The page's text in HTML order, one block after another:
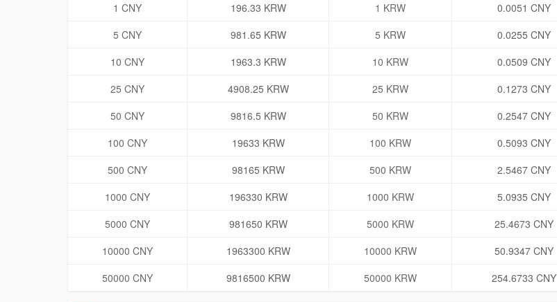
1 CNY
196.33 KRW 1 KRW
0.0051 CNY
5 CNY
981.65 KRW 5 KRW
0.0255 CNY
10 CNY
1963.3 KRW 10 KRW
0.0509 CNY
25 CNY
4908.25 KRW 25 KRW
0.1273 CNY
50 CNY
9816.5 KRW 50 KRW
0.2547 CNY
100 CNY
19633 KRW 100 KRW
0.5093 CNY
500 CNY
98165 KRW 500 KRW
2.5467 CNY
1000 CNY
196330 KRW 1000 KRW
5.0935 CNY
5000 CNY
981650 KRW 5000 KRW
25.4673 CNY
10000 CNY
1963300 KRW 10000 KRW
50.9347 CNY
50000 CNY
9816500 KRW 50000 KRW 254.6733 CNY